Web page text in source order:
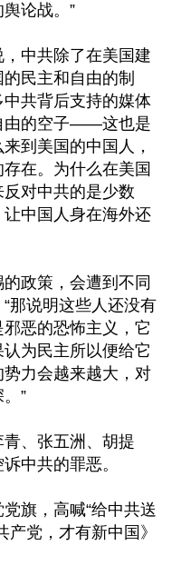
论战。”
中共除了在美国建
民主和自由的制
共背后支持的媒体
由的空子——这也是
到美国的中国人，
在。为什么在美国
对中共的是少数
中国人身在海外还
政策，会遭到不同
那说明这些人还没有
恶的恐怖主义，它
为民主所以便给它
力会越来越大，对
”
、张五洲、胡提
中共的罪恶。
旗，高喊“给中共送
党，才有新中国》